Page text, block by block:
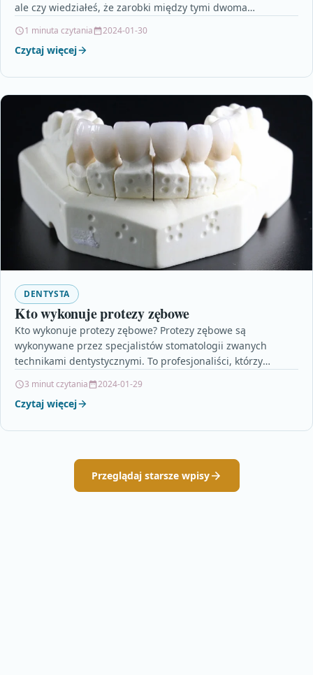
ale czy wiedziałeś, że zarobki między tymi dwoma…
1 minuta czytania 2024-01-30
Czytaj więcej
DENTYSTA
Kto wykonuje protezy zębowe
Kto wykonuje protezy zębowe? Protezy zębowe są
wykonywane przez specjalistów stomatologii zwanych
technikami dentystycznymi. To profesjonaliści, którzy
3 minut czytania 2024-01-29
Czytaj więcej
Przeglądaj starsze wpisy